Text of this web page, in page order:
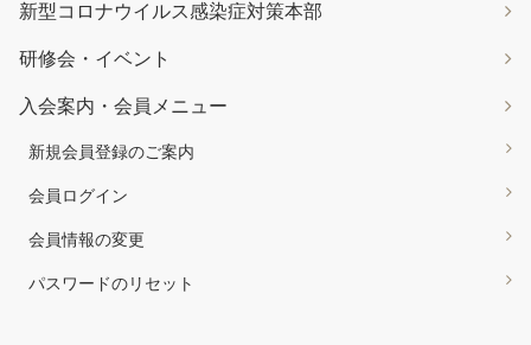
新型コロナウイルス感染症対策本部
研修会・イベント
入会案内・会員メニュー
新規会員登録のご案内
会員ログイン
会員情報の変更
パスワードのリセット